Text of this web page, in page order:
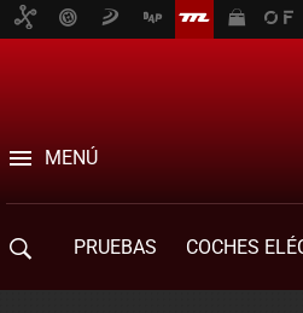
MENÚ
PRUEBAS COCHES